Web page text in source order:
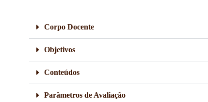
Corpo Docente
Objetivos
Conteúdos
Parâmetros de Avaliação